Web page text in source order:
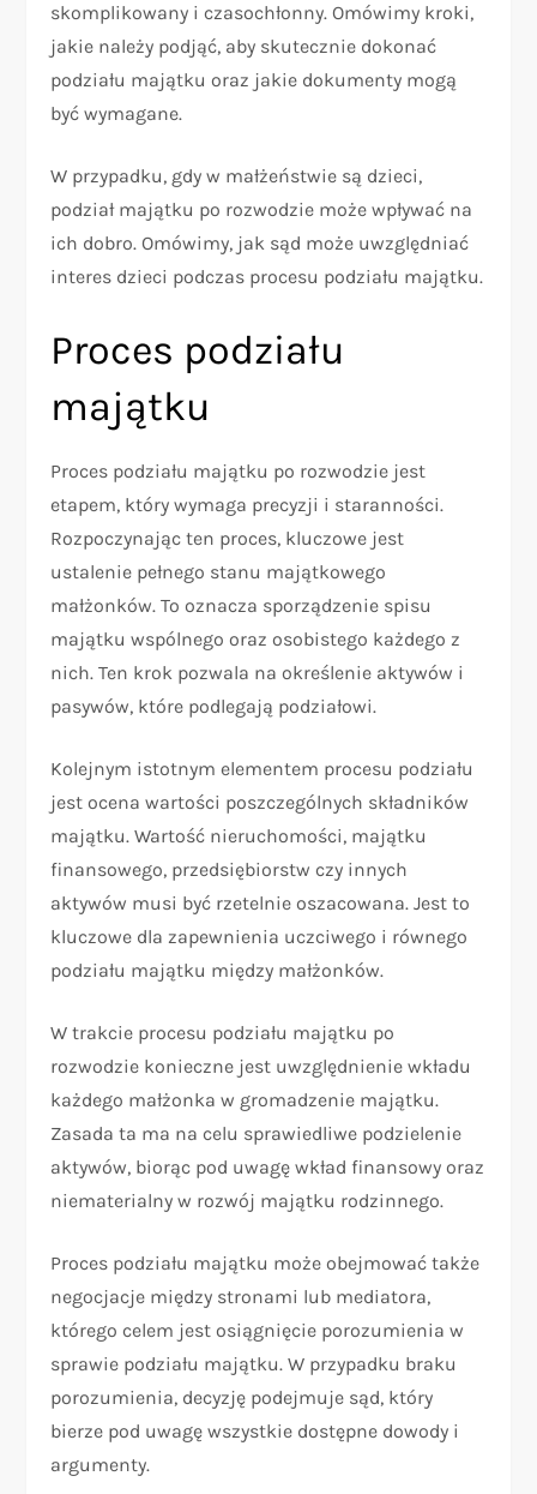
skomplikowany i czasochłonny. Omówimy kroki,
jakie należy podjąć, aby skutecznie dokonać
podziału majątku oraz jakie dokumenty mogą
być wymagane.
W przypadku, gdy w małżeństwie są dzieci,
podział majątku po rozwodzie może wpływać na
ich dobro. Omówimy, jak sąd może uwzględniać
interes dzieci podczas procesu podziału majątku.
Proces podziału
majątku
Proces podziału majątku po rozwodzie jest
etapem, który wymaga precyzji i staranności.
Rozpoczynając ten proces, kluczowe jest
ustalenie pełnego stanu majątkowego
małżonków. To oznacza sporządzenie spisu
majątku wspólnego oraz osobistego każdego z
nich. Ten krok pozwala na określenie aktywów i
pasywów, które podlegają podziałowi.
Kolejnym istotnym elementem procesu podziału
jest ocena wartości poszczególnych składników
majątku. Wartość nieruchomości, majątku
finansowego, przedsiębiorstw czy innych
aktywów musi być rzetelnie oszacowana. Jest to
kluczowe dla zapewnienia uczciwego i równego
podziału majątku między małżonków.
W trakcie procesu podziału majątku po
rozwodzie konieczne jest uwzględnienie wkładu
każdego małżonka w gromadzenie majątku.
Zasada ta ma na celu sprawiedliwe podzielenie
aktywów, biorąc pod uwagę wkład finansowy oraz
niematerialny w rozwój majątku rodzinnego.
Proces podziału majątku może obejmować także
negocjacje między stronami lub mediatora,
którego celem jest osiągnięcie porozumienia w
sprawie podziału majątku. W przypadku braku
porozumienia, decyzję podejmuje sąd, który
bierze pod uwagę wszystkie dostępne dowody i
argumenty.